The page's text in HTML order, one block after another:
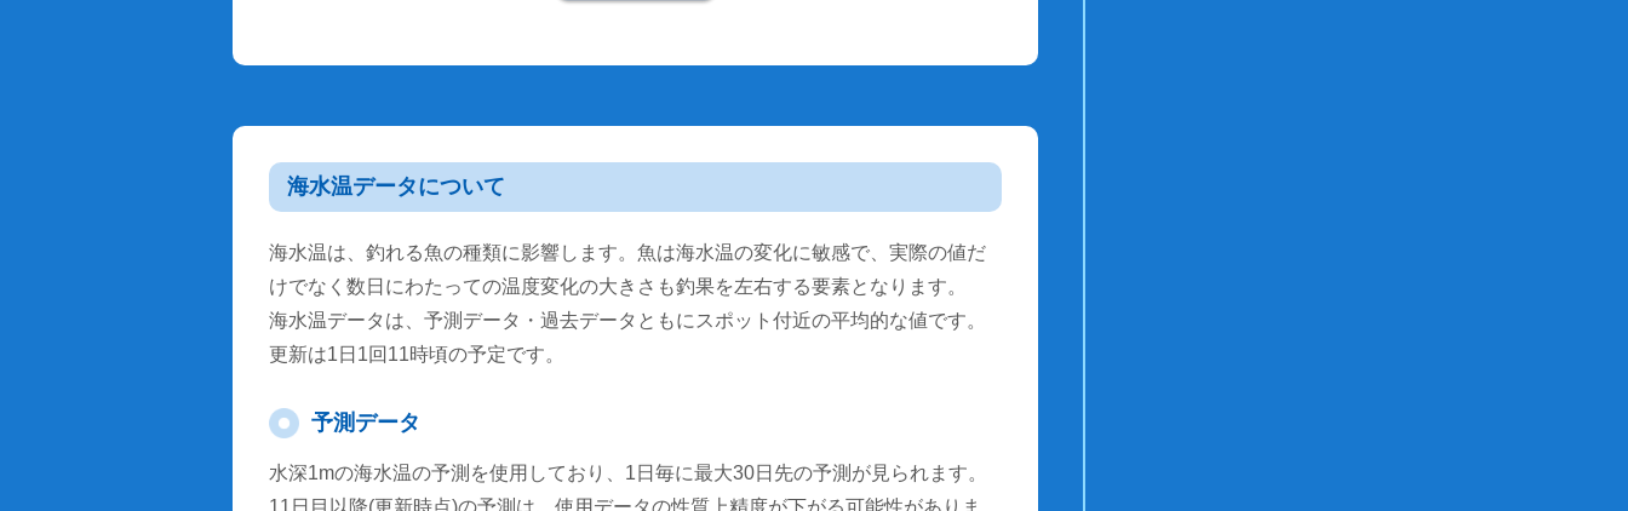
海水温データについて
海水温は、釣れる魚の種類に影響します。魚は海水温の変化に敏感で、実際の値だ
けでなく数日にわたっての温度変化の大きさも釣果を左右する要素となります。
海水温データは、予測データ・過去データともにスポット付近の平均的な値です。
更新は1日1回11時頃の予定です。
予測データ
水深1mの海水温の予測を使用しており、1日毎に最大30日先の予測が見られます。
11日目以降(更新時点)の予測は、使用データの性質上精度が下がる可能性がありま